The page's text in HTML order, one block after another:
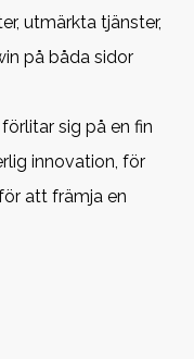
utmärkta tjänster,
på båda sidor
sig på en fin
innovation, för
att främja en